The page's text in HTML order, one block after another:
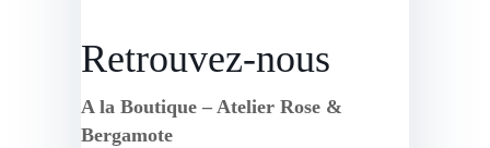
Retrouvez-nous
A la Boutique – Atelier Rose &
Bergamote